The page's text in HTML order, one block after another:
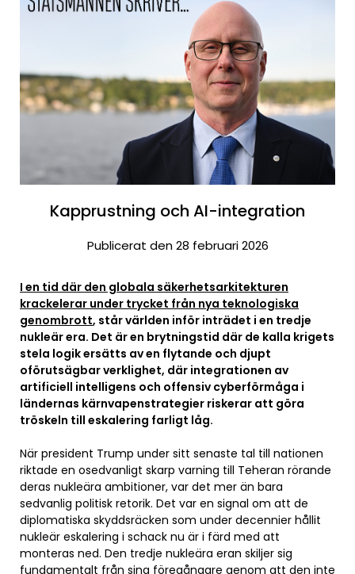
Kapprustning och AI-integration
Publicerat den 28 februari 2026
I en tid där den globala säkerhetsarkitekturen
krackelerar under trycket från nya teknologiska
genombrott, står världen inför inträdet i en tredje
nukleär era. Det är en brytningstid där de kalla krigets
stela logik ersätts av en flytande och djupt
oförutsägbar verklighet, där integrationen av
artificiell intelligens och offensiv cyberförmåga i
ländernas kärnvapenstrategier riskerar att göra
tröskeln till eskalering farligt låg.
När president Trump under sitt senaste tal till nationen
riktade en osedvanligt skarp varning till Teheran rörande
deras nukleära ambitioner, var det mer än bara
sedvanlig politisk retorik. Det var en signal om att de
diplomatiska skyddsräcken som under decennier hållit
nukleär eskalering i schack nu är i färd med att
monteras ned. Den tredje nukleära eran skiljer sig
fundamentalt från sina föregångare genom att den inte